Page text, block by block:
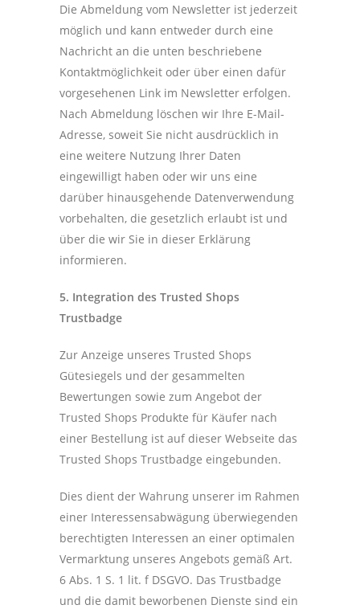
Die Abmeldung vom Newsletter ist jederzeit
möglich und kann entweder durch eine
Nachricht an die unten beschriebene
Kontaktmöglichkeit oder über einen dafür
vorgesehenen Link im Newsletter erfolgen.
Nach Abmeldung löschen wir Ihre E-Mail-
Adresse, soweit Sie nicht ausdrücklich in
eine weitere Nutzung Ihrer Daten
eingewilligt haben oder wir uns eine
darüber hinausgehende Datenverwendung
vorbehalten, die gesetzlich erlaubt ist und
über die wir Sie in dieser Erklärung
informieren.
5. Integration des Trusted Shops
Trustbadge
Zur Anzeige unseres Trusted Shops
Gütesiegels und der gesammelten
Bewertungen sowie zum Angebot der
Trusted Shops Produkte für Käufer nach
einer Bestellung ist auf dieser Webseite das
Trusted Shops Trustbadge eingebunden.
Dies dient der Wahrung unserer im Rahmen
einer Interessensabwägung überwiegenden
berechtigten Interessen an einer optimalen
Vermarktung unseres Angebots gemäß Art.
6 Abs. 1 S. 1 lit. f DSGVO. Das Trustbadge
und die damit beworbenen Dienste sind ein